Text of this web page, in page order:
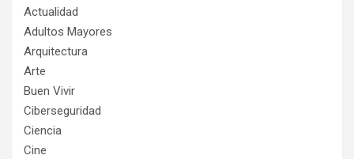
Actualidad
Adultos Mayores
Arquitectura
Arte
Buen Vivir
Ciberseguridad
Ciencia
Cine